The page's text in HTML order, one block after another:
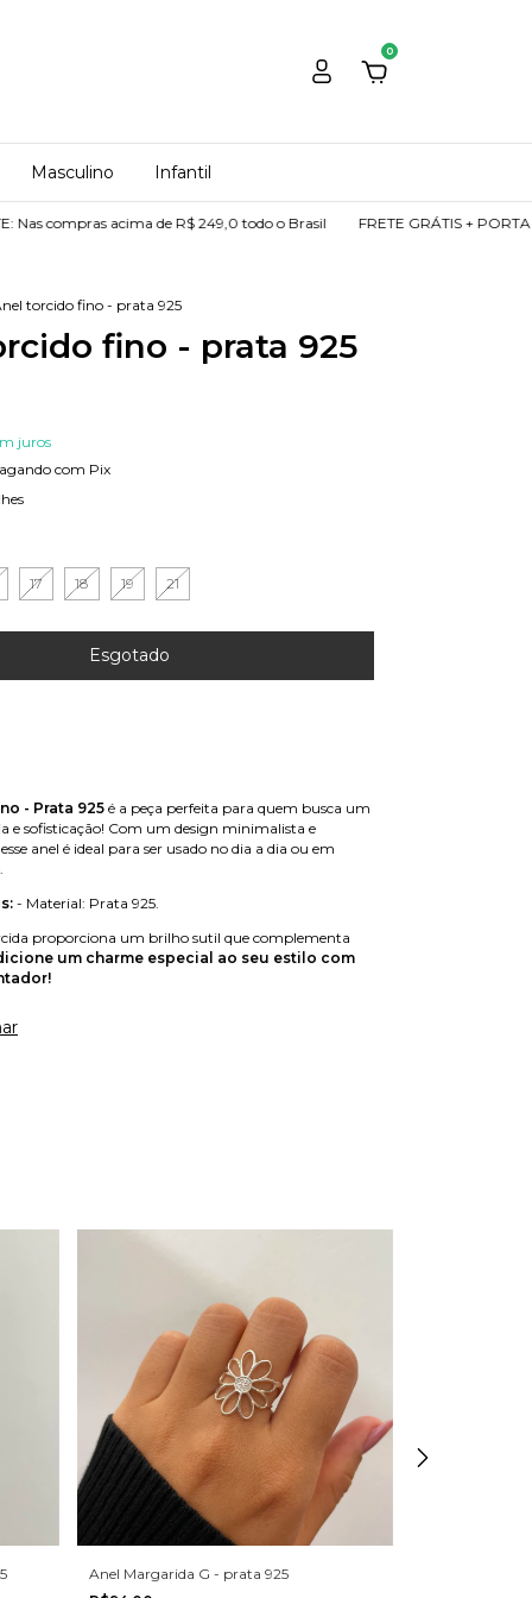
0
Masculino Infantil
acima de R$ 249,0 todo o Brasil FRETE GRÁTIS + PORTA JOIAS
torcido fino - prata 925
fino - prata 925
juros
com Pix
17 18 19 21
- Prata 925 é a peça perfeita para quem busca um
e sofisticação! Com um design minimalista e
anel é ideal para ser usado no dia a dia ou em
- Material: Prata 925.
proporciona um brilho sutil que complementa
um charme especial ao seu estilo com
Anel Margarida G - prata 925